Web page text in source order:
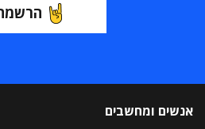
אנשים ומחשבים